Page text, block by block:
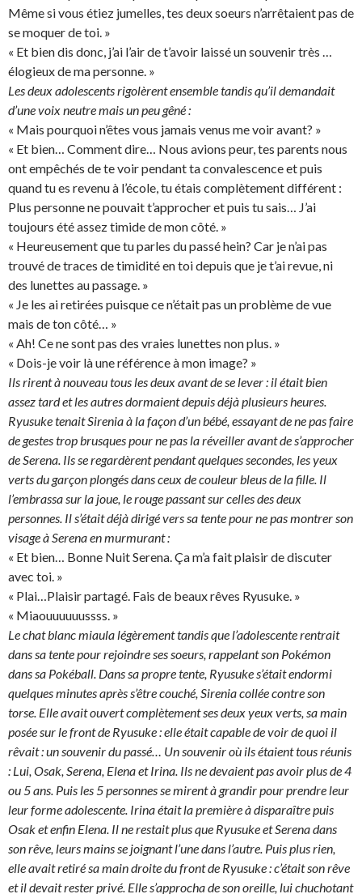
Même si vous étiez jumelles, tes deux soeurs n’arrêtaient pas de
se moquer de toi. »
« Et bien dis donc, j’ai l’air de t’avoir laissé un souvenir très …
élogieux de ma personne. »
Les deux adolescents rigolèrent ensemble tandis qu’il demandait
d’une voix neutre mais un peu gêné :
« Mais pourquoi n’êtes vous jamais venus me voir avant? »
« Et bien… Comment dire… Nous avions peur, tes parents nous
ont empêchés de te voir pendant ta convalescence et puis
quand tu es revenu à l’école, tu étais complètement différent :
Plus personne ne pouvait t’approcher et puis tu sais… J’ai
toujours été assez timide de mon côté. »
« Heureusement que tu parles du passé hein? Car je n’ai pas
trouvé de traces de timidité en toi depuis que je t’ai revue, ni
des lunettes au passage. »
« Je les ai retirées puisque ce n’était pas un problème de vue
mais de ton côté… »
« Ah! Ce ne sont pas des vraies lunettes non plus. »
« Dois-je voir là une référence à mon image? »
Ils rirent à nouveau tous les deux avant de se lever : il était bien
assez tard et les autres dormaient depuis déjà plusieurs heures.
Ryusuke tenait Sirenia à la façon d’un bébé, essayant de ne pas faire
de gestes trop brusques pour ne pas la réveiller avant de s’approcher
de Serena. Ils se regardèrent pendant quelques secondes, les yeux
verts du garçon plongés dans ceux de couleur bleus de la fille. Il
l’embrassa sur la joue, le rouge passant sur celles des deux
personnes. Il s’était déjà dirigé vers sa tente pour ne pas montrer son
visage à Serena en murmurant :
« Et bien… Bonne Nuit Serena. Ça m’a fait plaisir de discuter
avec toi. »
« Plai…Plaisir partagé. Fais de beaux rêves Ryusuke. »
« Miaouuuuuussss. »
Le chat blanc miaula légèrement tandis que l’adolescente rentrait
dans sa tente pour rejoindre ses soeurs, rappelant son Pokémon
dans sa Pokéball. Dans sa propre tente, Ryusuke s’était endormi
quelques minutes après s’être couché, Sirenia collée contre son
torse. Elle avait ouvert complètement ses deux yeux verts, sa main
posée sur le front de Ryusuke : elle était capable de voir de quoi il
rêvait : un souvenir du passé… Un souvenir où ils étaient tous réunis
: Lui, Osak, Serena, Elena et Irina. Ils ne devaient pas avoir plus de 4
ou 5 ans. Puis les 5 personnes se mirent à grandir pour prendre leur
leur forme adolescente. Irina était la première à disparaître puis
Osak et enfin Elena. Il ne restait plus que Ryusuke et Serena dans
son rêve, leurs mains se joignant l’une dans l’autre. Puis plus rien,
elle avait retiré sa main droite du front de Ryusuke : c’était son rêve
et il devait rester privé. Elle s’approcha de son oreille, lui chuchotant